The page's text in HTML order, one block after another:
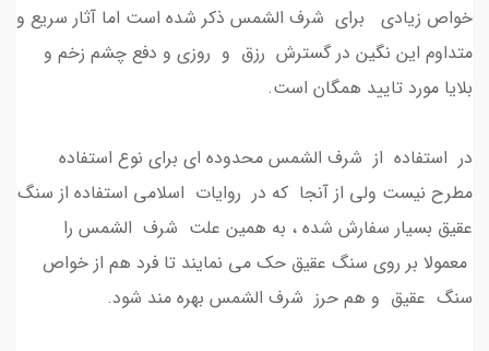
خواص زیادی برای شرف الشمس ذکر شده است اما آثار سریع و
متداوم این نگین در گسترش رزق و روزی و دفع چشم زخم و
بلایا مورد تایید همگان است.
در استفاده از شرف الشمس محدوده ای برای نوع استفاده
مطرح نیست ولی از آنجا که در روایات اسلامی استفاده از سنگ
عقیق بسیار سفارش شده ، به همین علت شرف الشمس را
معمولا بر روی سنگ عقیق حک می نمایند تا فرد هم از خواص
سنگ عقیق و هم حرز شرف الشمس بهره مند شود.